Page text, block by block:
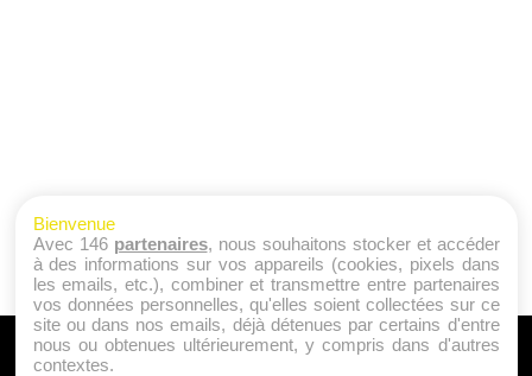
A PROPOS
Bienvenue
Avec 146 partenaires, nous souhaitons stocker et accéder
à des informations sur vos appareils (cookies, pixels dans
les emails, etc.), combiner et transmettre entre partenaires
vos données personnelles, qu'elles soient collectées sur ce
site ou dans nos emails, déjà détenues par certains d'entre
nous ou obtenues ultérieurement, y compris dans d'autres
contextes.